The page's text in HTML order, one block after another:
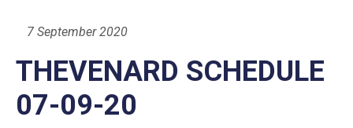
7 September 2020
THEVENARD SCHEDULE
07-09-20